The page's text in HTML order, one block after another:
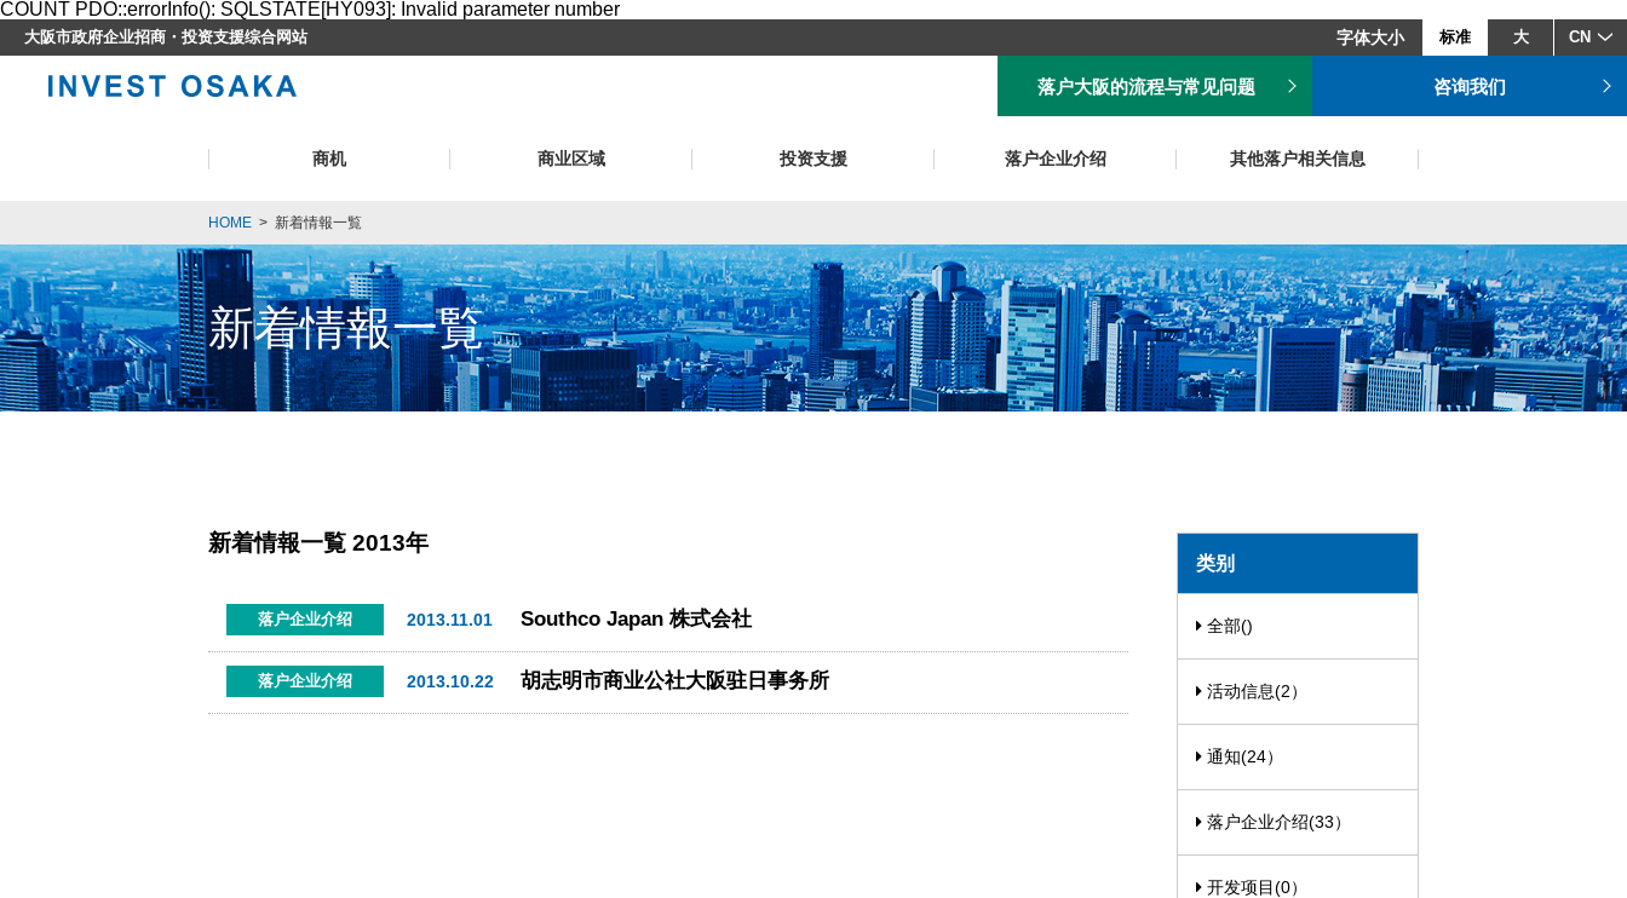
COUNT PDO::errorInfo(): SQLSTATE[HY093]: Invalid parameter number
大阪市政府企业招商・投资支援综合网站 字体大小 标准 大 CN
落户大阪的流程与常见问题 咨询我们
商机 商业区域 投资支援 落户企业介绍 其他落户相关信息
HOME > 新着情報一覧
新着情報一覧
新着情報一覧 2013年
落户企业介绍 2013.11.01 Southco Japan 株式会社
落户企业介绍 2013.10.22 胡志明市商业公社大阪驻日事务所
类别
全部()
活动信息(2）
通知(24）
落户企业介绍(33）
开发项目(0）